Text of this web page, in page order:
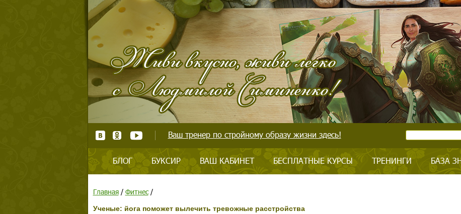
Ваш тренер по стройному образу жизни здесь!
БЛОГ БУКСИР ВАШ КАБИНЕТ БЕСПЛАТНЫЕ КУРСЫ ТРЕНИНГИ БАЗА
Главная/ Фитнес/
Ученые: йога поможет вылечить тревожные расстройства